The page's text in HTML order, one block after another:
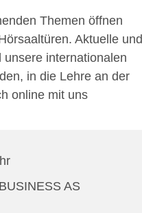
Themen öffnen
Aktuelle und
unsere internationalen
in die Lehre an der
online mit uns
AS